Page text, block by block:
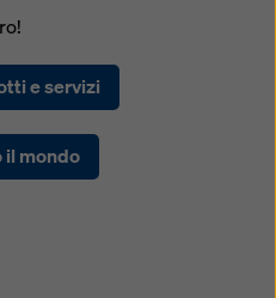
e servizi
il mondo